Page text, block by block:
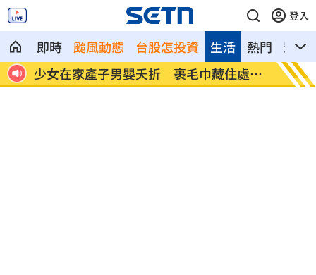
登入
即時 颱風動態 台股怎投資 熱門 影音
生活
少女在家產子男嬰夭折 裹毛巾藏住處多
日
劍橋
假